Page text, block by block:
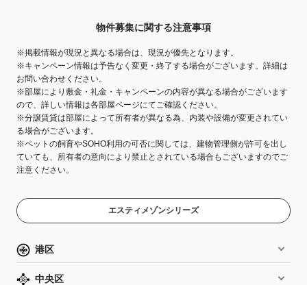
物件募集に関する注意事項
※掲載情報が現況と異なる場合は、現況が優先となります。
※キャンペーン情報は予告なく変更・終了する場合がございます。詳細は
お問い合わせください。
※部屋により敷金・礼金・キャンペーンの内容が異なる場合がございます
ので、詳しい情報は各部屋ページにてご確認ください。
※分譲賃貸は部屋によって所有者が異なる為、内装や設備が変更されてい
る場合がございます。
※ペットの飼育やSOHO利用の可否に関しては、建物管理側が許可を出し
ていても、所有者の意向により禁止とされている場合もございますのでご
注意ください。
エスティメゾンシリーズ
港区
中央区